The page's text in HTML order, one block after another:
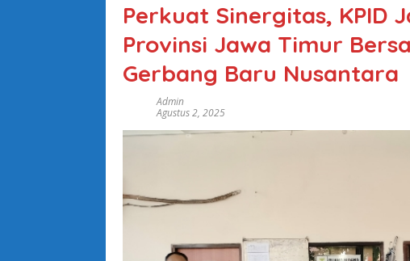
Perkuat Sinergitas, KPID
Provinsi Jawa Timur
Gerbang Baru Nusantara
Admin
Agustus 2, 2025